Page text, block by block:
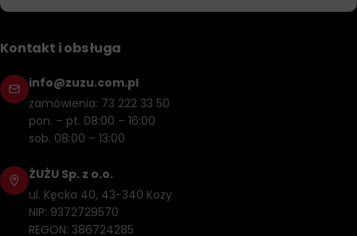
Kontakt i obsługa
info@zuzu.com.pl
zamówienia: 73 222 33 50
pon. – pt. 08:00 – 16:00
sob. 08:00 – 13:00
ŻUŻU Sp. z o.o.
ul. Kęcka 40, 43-340 Kozy
NIP: 9372729570
REGON: 386724285